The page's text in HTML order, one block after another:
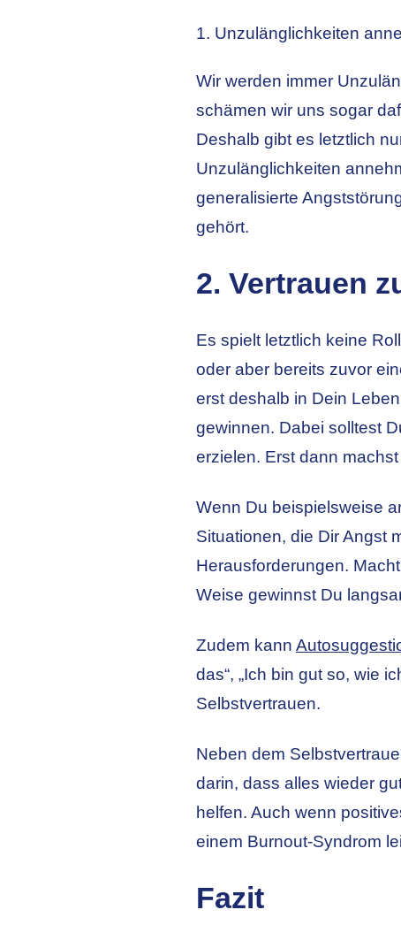
1. Unzulänglichkeiten
Wir werden immer
schämen wir uns sogar
Deshalb gibt es letztlich
Unzulänglichkeiten
generalisierte
gehört.
2. Vertrauen
Es spielt letztlich keine
oder aber bereits zuvor
erst deshalb in Dein
gewinnen. Dabei solltest
erzielen. Erst dann
Wenn Du beispielsweise
Situationen, die Dir Angst
Herausforderungen.
Weise gewinnst Du
Zudem kann
das“, „Ich bin gut so, wie
Selbstvertrauen.
Neben dem
darin, dass alles wieder
helfen. Auch wenn
einem Burnout-Syndrom
Fazit